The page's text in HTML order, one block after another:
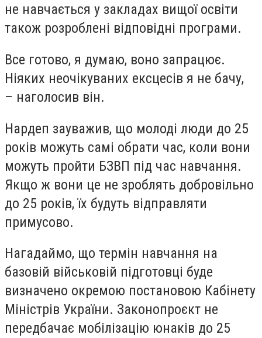
не навчається у закладах вищої освіти
також розроблені відповідні програми.
Все готово, я думаю, воно запрацює.
Ніяких неочікуваних ексцесів я не бачу,
– наголосив він.
Нардеп зауважив, що молоді люди до 25
років можуть самі обрати час, коли вони
можуть пройти БЗВП під час навчання.
Якщо ж вони це не зроблять добровільно
до 25 років, їх будуть відправляти
примусово.
Нагадаймо, що термін навчання на
базовій військовій підготовці буде
визначено окремою постановою Кабінету
Міністрів України. Законопроєкт не
передбачає мобілізацію юнаків до 25